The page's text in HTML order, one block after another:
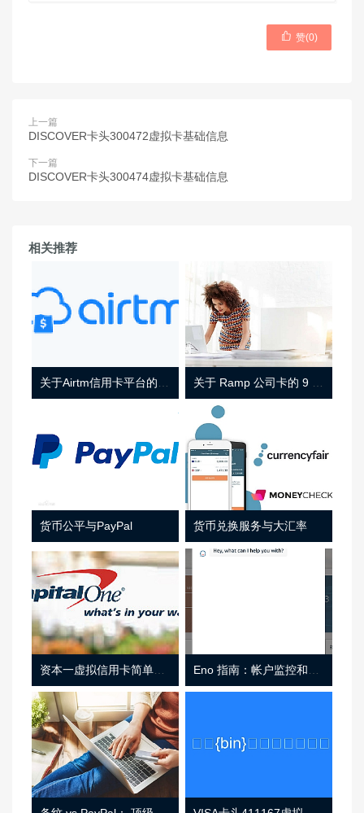
 赞(0)
上一篇
DISCOVER卡头300472虚拟卡基础信息
下一篇
DISCOVER卡头300474虚拟卡基础信息
相关推荐
货币公平与PayPal 货币兑换服务与大汇率
资本一虚拟信用卡简单介绍